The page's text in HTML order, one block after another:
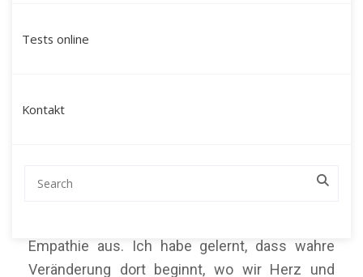
Tests online
Kontakt
Sozialpädagoge, Therapeut und Schamane mit
Blockaden zu lösen und ihr volles Potenzial zu
Meine Arbeit zeichnet sich durch eine
Empathie aus. Ich habe gelernt, dass wahre
Veränderung dort beginnt, wo wir Herz und